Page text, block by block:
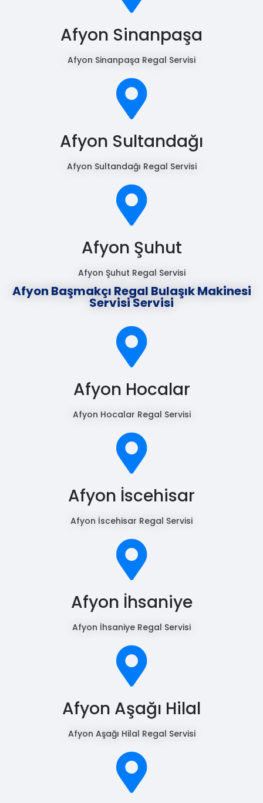
Afyon Sinanpaşa
Afyon Sinanpaşa Regal Servisi
Afyon Sultandağı
Afyon Sultandağı Regal Servisi
Afyon Şuhut
Afyon Şuhut Regal Servisi
Afyon Başmakçı Regal Bulaşık Makinesi
Servisi Servisi
Afyon Hocalar
Afyon Hocalar Regal Servisi
Afyon İscehisar
Afyon İscehisar Regal Servisi
Afyon İhsaniye
Afyon İhsaniye Regal Servisi
Afyon Aşağı Hilal
Afyon Aşağı Hilal Regal Servisi